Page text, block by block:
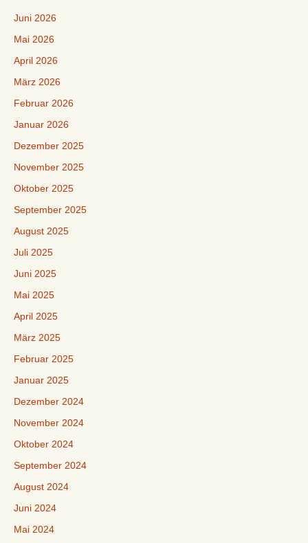
Juni 2026
Mai 2026
April 2026
März 2026
Februar 2026
Januar 2026
Dezember 2025
November 2025
Oktober 2025
September 2025
August 2025
Juli 2025
Juni 2025
Mai 2025
April 2025
März 2025
Februar 2025
Januar 2025
Dezember 2024
November 2024
Oktober 2024
September 2024
August 2024
Juni 2024
Mai 2024